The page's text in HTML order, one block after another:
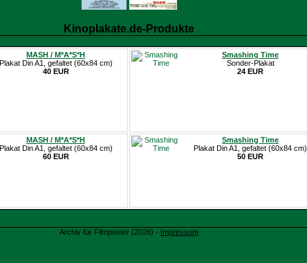
Kinoplakate.de-Produkte
MASH / M*A*S*H
Plakat Din A1, gefaltet (60x84 cm)
40 EUR
Smashing Time
Sonder-Plakat
24 EUR
MASH / M*A*S*H
Plakat Din A1, gefaltet (60x84 cm)
60 EUR
Smashing Time
Plakat Din A1, gefaltet (60x84 cm)
50 EUR
Archiv für Filmposter (2026) - Impressum